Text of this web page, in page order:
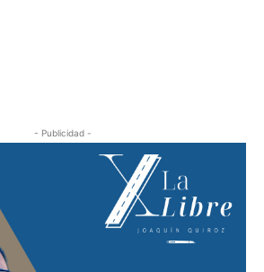
- Publicidad -